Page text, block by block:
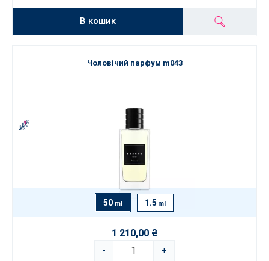
В кошик
Чоловічий парфум m043
50 ml 1.5 ml
1 210,00 ₴
-
+